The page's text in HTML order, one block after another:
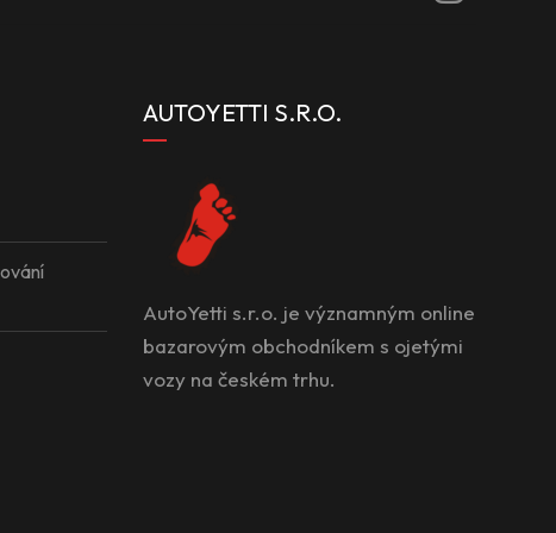
AUTOYETTI S.R.O.
AutoYetti s.r.o. je významným online
bazarovým obchodníkem s ojetými
vozy na českém trhu.